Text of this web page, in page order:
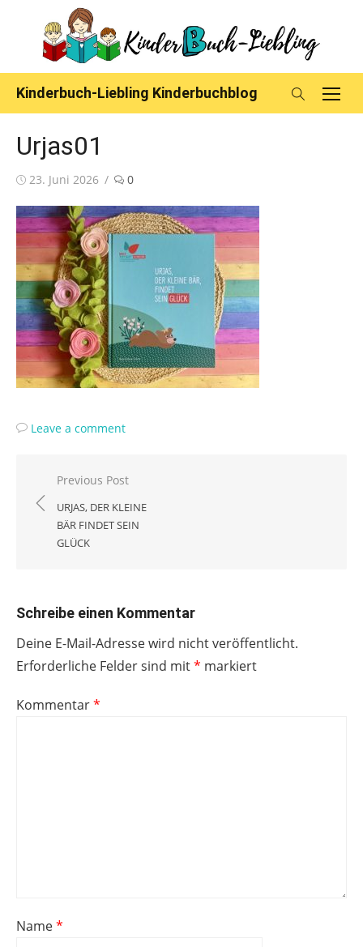
content
Kinderbuch-Liebling Kinderbuchblog
Urjas01
Posted
23. Juni 2026 0
Leave a comment
Beitragsnavigation
Previous Post
URJAS, DER KLEINE
BÄR FINDET SEIN
GLÜCK
Schreibe einen Kommentar
Deine E-Mail-Adresse wird nicht veröffentlicht.
Erforderliche Felder sind mit* markiert
Kommentar*
Name*